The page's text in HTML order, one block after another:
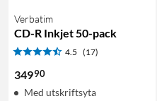
Verbatim
CD-R Inkjet 50-pack
4.5 (17)
34990
Med utskriftsyta